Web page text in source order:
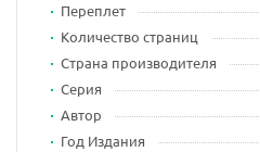
Переплет
Количество страниц
Страна производителя
Серия
Автор
Год Издания